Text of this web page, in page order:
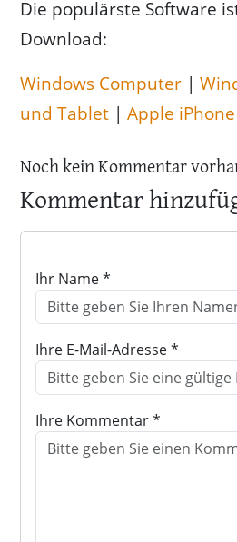
Die populärste Software
Download:
Windows Computer |
und Tablet | Apple
Noch kein Kommentar
Kommentar
Ihr Name *
Ihre E-Mail-Adresse *
Ihre Kommentar *